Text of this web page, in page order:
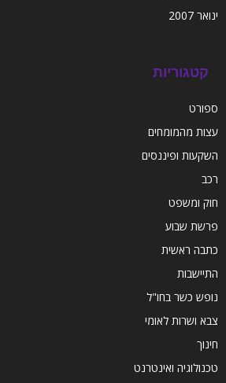
ינואר 2007
קטגוריות
ספורט
עצות מהמומחים
השקעות ופיננסים
רכב
חוק ומשפט
פרשת שבוע
כתבה ראשית
התיישבות
נופש כשר בחו"ל
צבא ושרות לאומי
חינוך
טכנולוגיה ואינטרנט